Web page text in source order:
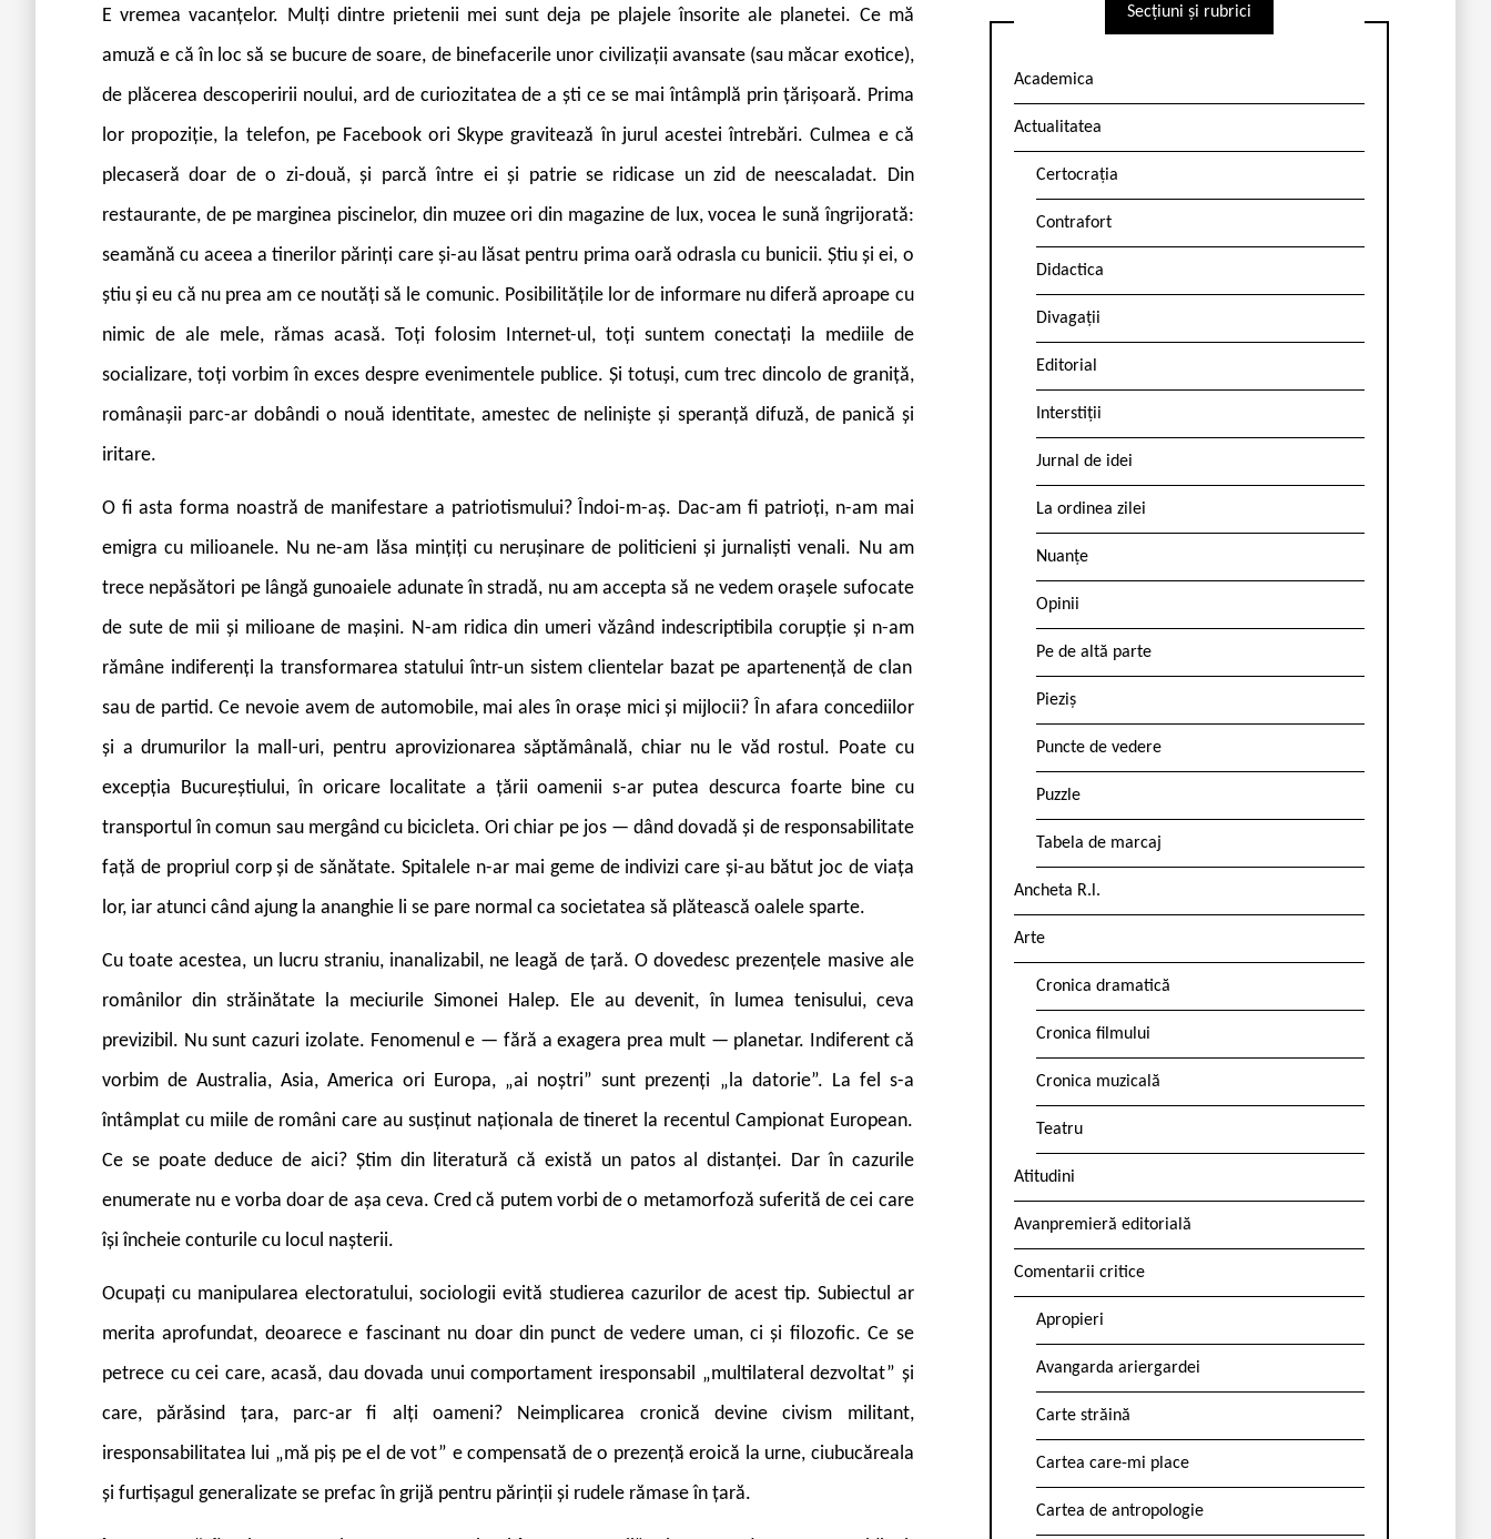
E vremea vacanțelor. Mulți dintre prietenii mei sunt deja pe plajele însorite ale planetei. Ce mă
amuză e că în loc să se bucure de soare, de binefacerile unor civilizații avansate (sau măcar exotice),
de plăcerea descoperirii noului, ard de curiozitatea de a ști ce se mai întâmplă prin țărișoară. Prima
lor propoziție, la telefon, pe Facebook ori Skype gravitează în jurul acestei întrebări. Culmea e că
plecaseră doar de o zi-două, și parcă între ei și patrie se ridicase un zid de neescaladat. Din
restaurante, de pe marginea piscinelor, din muzee ori din magazine de lux, vocea le sună îngrijorată:
seamănă cu aceea a tinerilor părinți care și-au lăsat pentru prima oară odrasla cu bunicii. Știu și ei, o
știu și eu că nu prea am ce noutăți să le comunic. Posibilitățile lor de informare nu diferă aproape cu
nimic de ale mele, rămas acasă. Toți folosim Internet-ul, toți suntem conectați la mediile de
socializare, toți vorbim în exces despre evenimentele publice. Și totuși, cum trec dincolo de graniță,
românașii parc-ar dobândi o nouă identitate, amestec de neliniște și speranță difuză, de panică și
iritare.
O fi asta forma noastră de manifestare a patriotismului? Îndoi-m-aș. Dac-am fi patrioți, n-am mai
emigra cu milioanele. Nu ne-am lăsa mințiți cu nerușinare de politicieni și jurnaliști venali. Nu am
trece nepăsători pe lângă gunoaiele adunate în stradă, nu am accepta să ne vedem orașele sufocate
de sute de mii și milioane de mașini. N-am ridica din umeri văzând indescriptibila corupție și n-am
rămâne indiferenți la transformarea statului într-un sistem clientelar bazat pe apartenență de clan
sau de partid. Ce nevoie avem de automobile, mai ales în orașe mici și mijlocii? În afara concediilor
și a drumurilor la mall-uri, pentru aprovizionarea săptămânală, chiar nu le văd rostul. Poate cu
excepția Bucureștiului, în oricare localitate a țării oamenii s-arputea descurca foarte bine cu
transportul în comun sau mergând cu bicicleta. Ori chiar pe jos — dând dovadă și de responsabilitate
față de propriul corp și de sănătate. Spitalele n-ar mai geme de indivizi care și-au bătut joc de viața
lor, iar atunci când ajung la ananghie li se pare normal ca societatea să plătească oalele sparte.
Cu toate acestea, un lucru straniu, inanalizabil, ne leagă de țară. O dovedesc prezențele masive ale
românilor din străinătate la meciurile Simonei Halep. Ele au devenit, în lumea tenisului, ceva
previzibil. Nu sunt cazuri izolate. Fenomenul e — fără a exagera prea mult — planetar. Indiferent că
vorbim de Australia, Asia, America ori Europa, „ai noștri”sunt prezenți „la datorie”. La fel s-a
întâmplat cu miile de români care au susținut naționala de tineret la recentul Campionat European.
Ce se poate deduce de aici? Știm din literatură că există un patos al distanței. Dar în cazurile
enumerate nu e vorba doar de așa ceva. Cred că putem vorbi de o metamorfoză suferită de cei care
își încheie conturile cu locul nașterii.
Ocupați cu manipularea electoratului, sociologii evită studierea cazurilor de acest tip. Subiectul ar
merita aprofundat, deoarece e fascinant nu doar din punct de vedere uman, ci și filozofic. Ce se
petrece cu cei care, acasă, dau dovada unui comportament iresponsabil „multilateral dezvoltat” și
care, părăsind țara, parc-ar fi alți oameni? Neimplicarea cronică devine civism militant,
iresponsabilitatea lui „mă piș pe el de vot” e compensată de o prezență eroică la urne, ciubucăreala
și furtișagul generalizate se prefac în grijă pentru părinții și rudele rămase în țară.
Secțiuni și rubrici
Academica
Actualitatea
Certocrația
Contrafort
Didactica
Divagații
Editorial
Interstiții
Jurnal de idei
La ordinea zilei
Nuanțe
Opinii
Pe de altă parte
Pieziș
Puncte de vedere
Puzzle
Tabela de marcaj
Ancheta R.l.
Arte
Cronica dramatică
Cronica filmului
Cronica muzicală
Teatru
Atitudini
Avanpremieră editorială
Comentarii critice
Apropieri
Avangarda ariergardei
Carte străină
Cartea care-mi place
Cartea de antropologie